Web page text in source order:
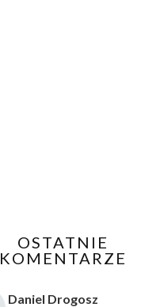
OSTATNIE
KOMENTARZE
Daniel Drogosz